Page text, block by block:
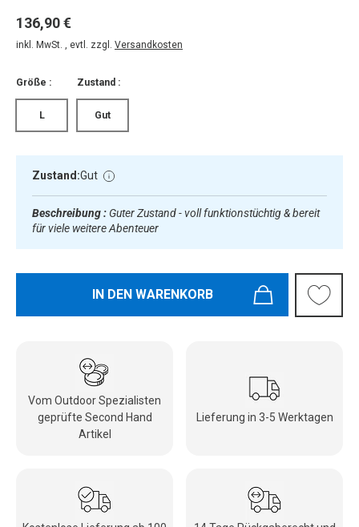
136,90 €
inkl. MwSt. , evtl. zzgl. Versandkosten
Größe :
L
Zustand :
Gut
Zustand:Gut
Beschreibung : Guter Zustand - voll funktionstüchtig & bereit
für viele weitere Abenteuer
IN DEN WARENKORB
Vom Outdoor Spezialisten
geprüfte Second Hand
Artikel
Lieferung in 3-5 Werktagen